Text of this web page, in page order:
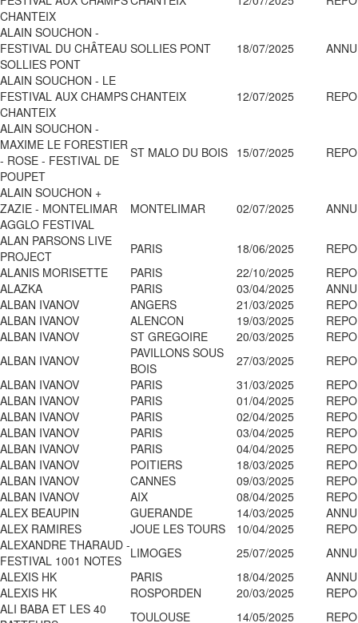
CHANTEIX
ALAIN SOUCHON -
FESTIVAL DU CHÂTEAU
SOLLIES PONT
SOLLIES PONT 18/07/2025
ALAIN SOUCHON - LE
FESTIVAL AUX CHAMPS
CHANTEIX
CHANTEIX 12/07/2025
ALAIN SOUCHON -
MAXIME LE FORESTIER
- ROSE - FESTIVAL DE
POUPET
ST MALO DU BOIS 15/07/2025
ALAIN SOUCHON +
ZAZIE - MONTELIMAR
AGGLO FESTIVAL
MONTELIMAR 02/07/2025
ALAN PARSONS LIVE
PROJECT
PARIS 18/06/2025
ALANIS MORISETTE
PARIS 22/10/2025
ALAZKA
PARIS 03/04/2025
ALBAN IVANOV
ANGERS 21/03/2025
ALBAN IVANOV
ALENCON 19/03/2025
ALBAN IVANOV
ST GREGOIRE 20/03/2025
ALBAN IVANOV
PAVILLONS SOUS
BOIS
27/03/2025
ALBAN IVANOV
PARIS 31/03/2025
ALBAN IVANOV
PARIS 01/04/2025
ALBAN IVANOV
PARIS 02/04/2025
ALBAN IVANOV
PARIS 03/04/2025
ALBAN IVANOV
PARIS 04/04/2025
ALBAN IVANOV
POITIERS 18/03/2025
ALBAN IVANOV
CANNES 09/03/2025
ALBAN IVANOV
AIX 08/04/2025
ALEX BEAUPIN
GUERANDE 14/03/2025
ALEX RAMIRES
JOUE LES TOURS 10/04/2025
ALEXANDRE THARAUD -
FESTIVAL 1001 NOTES LIMOGES 25/07/2025
ALEXIS HK
PARIS 18/04/2025
ALEXIS HK
ROSPORDEN 20/03/2025
ALI BABA ET LES 40
TOULOUSE 14/05/2025